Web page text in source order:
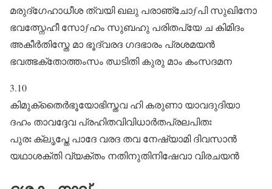
മരുദ്ഗേഹാധീശ ത്വയി ഖലു പരാഞ്ചോƒപി സുഖിനോ
ഭവത്സ്നേഹീ സോƒഹം സുബഹു പരിതപ്യേ ച കിമിദം
അകീർതിസ്തേ മാ ഭൂദ്വരദ ഗദഭാരം പ്രശമയൻ
ഭവത്ഭക്തോത്തംസം ഝടിതി കുരു മാം കംസദമന
3.10
കിമുക്തൈർഭൂയോഭിസ്തവ ഹി കരുണാ യാവദുദിയാ
ദഹം താവദ്ദേവ പ്രഹിതവിവിധാർതപ്രലപിതഃ
പുരഃ ക്ലൃപ്തേ പാദേ വരദ തവ നേഷ്യാമി ദിവസാൻ
യഥാശക്തി വ്യക്തം നതിനുതിനിഷേവാ വിരചയൻ